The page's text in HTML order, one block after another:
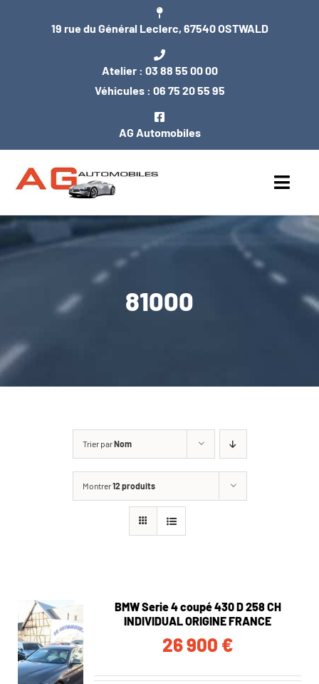
19 rue du Général Leclerc, 67540 OSTWALD
Atelier : 03 88 55 00 00
Véhicules : 06 75 20 55 95
AG Automobiles
ACCUEIL
ENTRETIEN / MÉCANIQUE
CARROSSERIE / VITRAGE
81000
Trier parNom
Montrer12 produits
BMW Serie 4 coupé 430 D 258 CH
INDIVIDUAL ORIGINE FRANCE
26 900 €